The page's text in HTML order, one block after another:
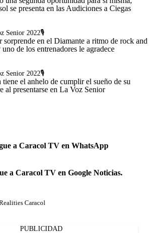
se presenta en las Audiciones a Ciegas
Senior 2022🎙️
sorprende en el Diamante a ritmo de rock and
de los entrenadores le agradece
Senior 2022🎙️
tiene el anhelo de cumplir el sueño de su
al presentarse en La Voz Senior
a Caracol TV en WhatsApp
a Caracol TV en Google Noticias.
Caracol
PUBLICIDAD